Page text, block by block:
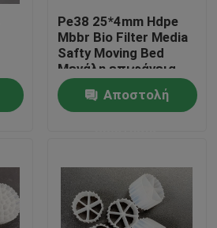
Pe38 25*4mm Hdpe
Mbbr Bio Filter Media
Safty Moving Bed
Μεγάλη επιφάνεια
Αποστολή